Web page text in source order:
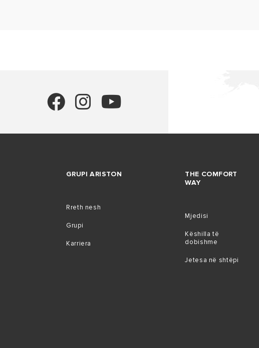
GRUPI ARISTON
Rreth nesh
Grupi
Karriera
THE COMFORT
WAY
Mjedisi
Këshilla të
dobishme
Jetesa në shtëpi